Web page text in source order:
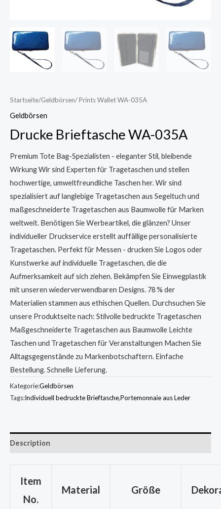
Startseite/Geldbörsen/ Prints Wallet WA-035A
Geldbörsen
Drucke Brieftasche WA-035A
Premium Tote Bag-Spezialisten - eleganter Stil, bleibende
Wirkung Wir sind Experten für Tragetaschen und stellen
hochwertige, umweltfreundliche Taschen her. Wir sind
spezialisiert auf langlebige Tragetaschen aus Segeltuch und
maßgeschneiderte Tragetaschen aus Baumwolle für Marken
weltweit. Benötigen Sie Werbeartikel, die glänzen? Unser
individueller Druckservice erstellt auffällige personalisierte
Tragetaschen. Perfekt für Messen - drucken Sie Logos oder
Kunstwerke auf individuelle Tragetaschen, die die
Aufmerksamkeit auf sich ziehen. Bekämpfen Sie Einwegplastik
mit unseren wiederverwendbaren Designs. 78 % der
Materialien stammen aus ethischen Quellen. Durchsuchen Sie
unsere Produktseite nach: Stilvolle bedruckte Tragetaschen
Maßgeschneiderte Tragetaschen aus Baumwolle Leichte
Taschen und Tragetaschen für Veranstaltungen Machen Sie
Alltagsgegenstände zu Markenbotschaftern. Einfache
Bestellung. Schnelle Lieferung.
Kategorie:Geldbörsen
Tags:Individuell bedruckte Brieftasche,Portemonnaie aus Leder
Description
Item
No.
Material Größe